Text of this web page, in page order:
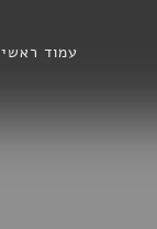
עמוד ראשי